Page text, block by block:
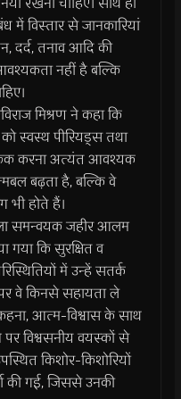
विस्तार से जानकारियां
दर्द, तनाव आदि की
नहीं है बल्कि
मिश्रण ने कहा कि
स्वस्थ पीरियड्स तथा
करना अत्यंत आवश्यक
बढ़ता है, बल्कि वे
भी होते हैं।
समन्वयक जहीर आलम
गया कि सुरक्षित व
में उन्हें सतर्क
वे किनसे सहायता ले
आत्म-विश्वास के साथ
विश्वसनीय वयस्कों से
किशोर-किशोरियों
की गई, जिससे उनकी